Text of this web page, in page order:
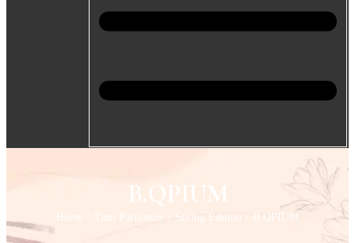
B.QPIUM
Home Tüm Parfümler Spring Edition B.QPIUM